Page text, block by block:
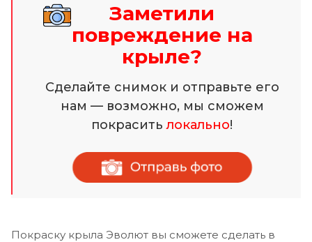
Заметили
повреждение на
крыле?
Сделайте снимок и отправьте его
нам — возможно, мы сможем
покраситьлокально!
Покраску крыла Эволют вы сможете сделать в